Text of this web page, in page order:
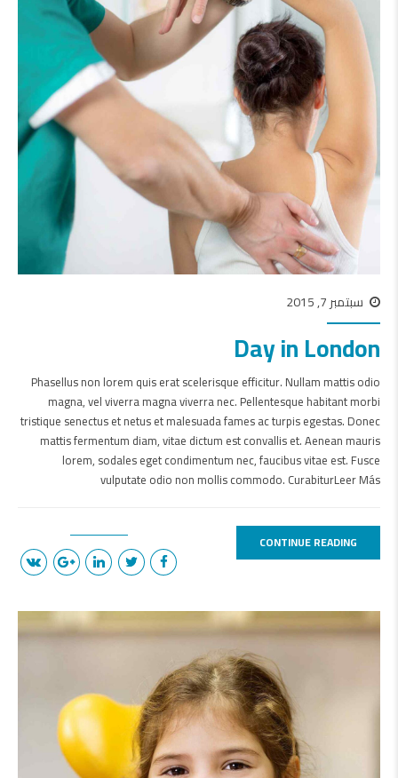
سبتمبر 7, 2015
Day in London
Phasellus non lorem quis erat scelerisque efficitur. Nullam mattis odio
magna, vel viverra magna viverra nec. Pellentesque habitant morbi
tristique senectus et netus et malesuada fames ac turpis egestas. Donec
mattis fermentum diam, vitae dictum est convallis et. Aenean mauris
lorem, sodales eget condimentum nec, faucibus vitae est. Fusce
vulputate odio non mollis commodo. CurabiturLeer Más
CONTINUE READING